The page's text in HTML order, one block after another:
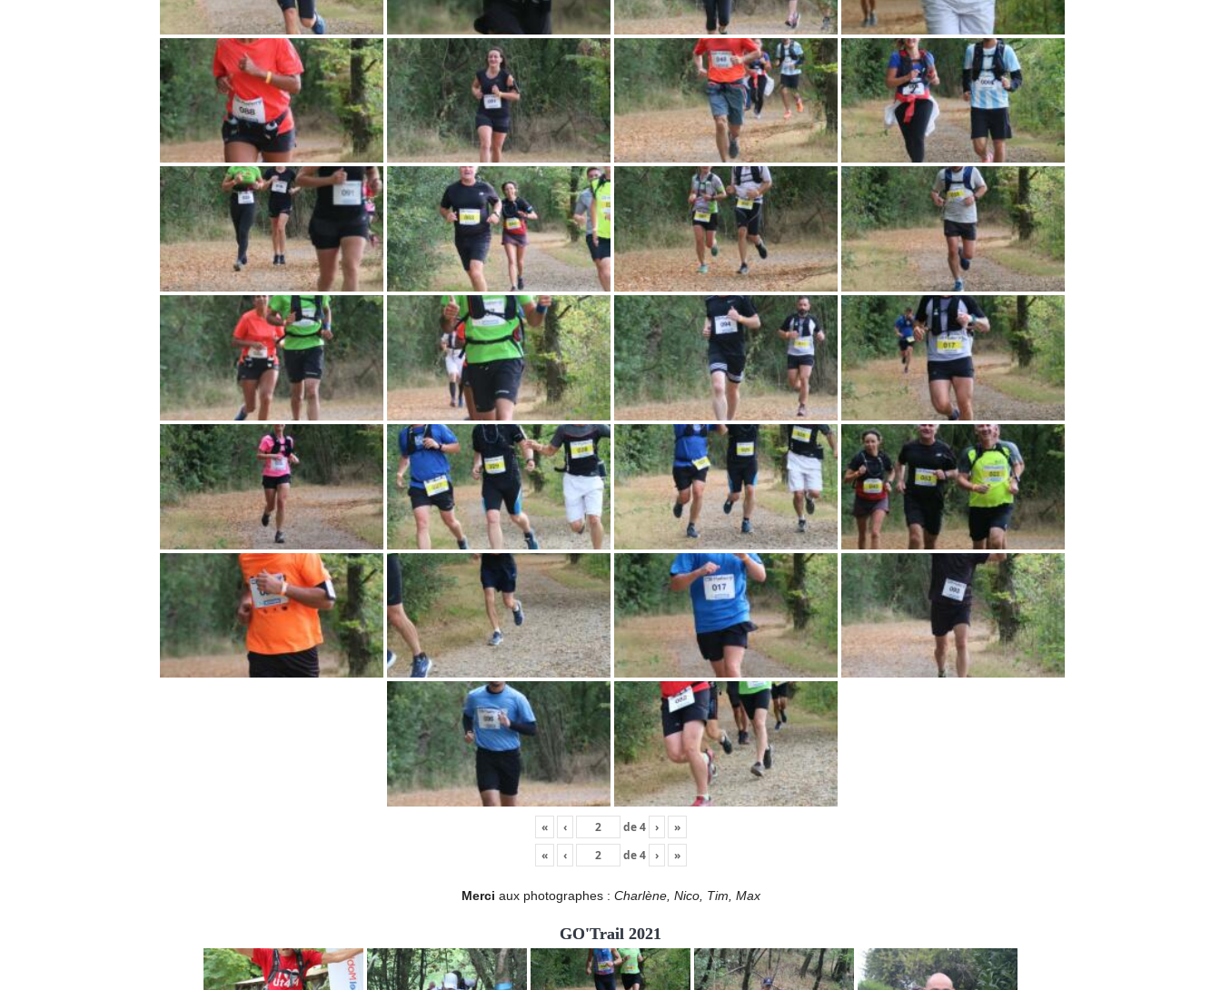
« ‹ de4 ›
»
«
‹ de4 › »
Merci aux photographes : Charlène, Nico, Tim, Max
GO'Trail 2021